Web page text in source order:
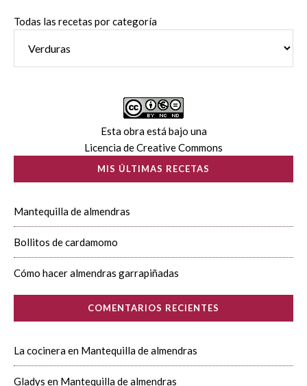
Todas las recetas por categoría
Esta obra está bajo una
Licencia de Creative Commons
MIS ÚLTIMAS RECETAS
Mantequilla de almendras
Bollitos de cardamomo
Cómo hacer almendras garrapiñadas
COMENTARIOS RECIENTES
La cocineraen Mantequilla de almendras
Gladys en Mantequilla de almendras